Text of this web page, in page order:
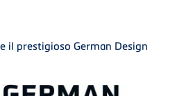
il prestigioso German Design